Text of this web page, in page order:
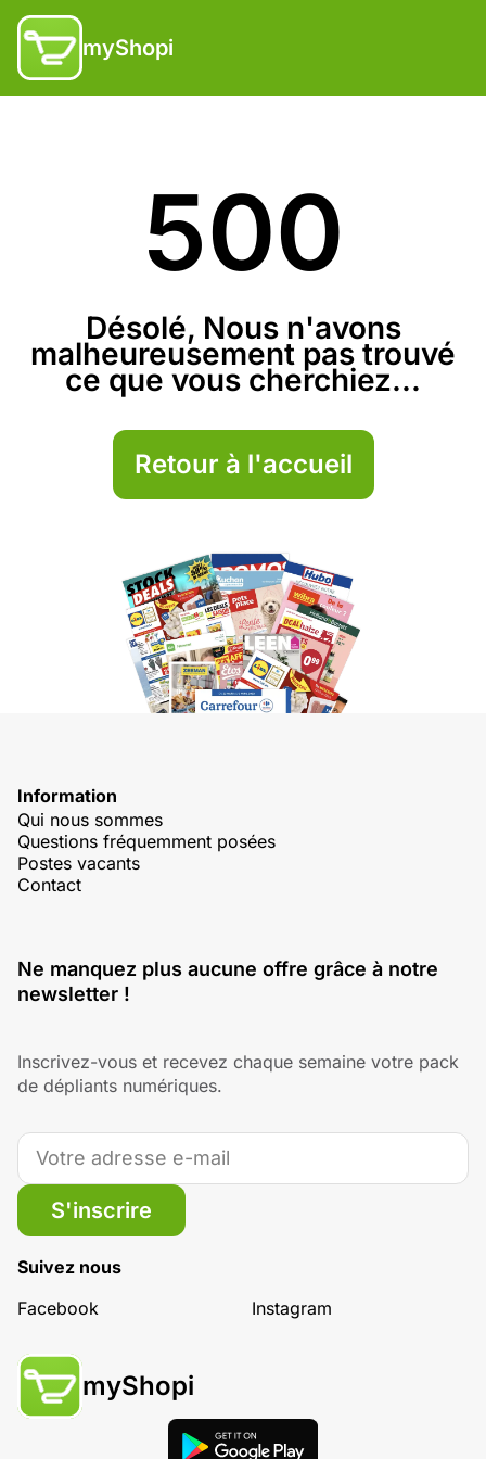
myShopi
500
Désolé, Nous n'avons
malheureusement pas trouvé
ce que vous cherchiez...
Retour à l'accueil
Information
Qui nous sommes
Questions fréquemment posées
Postes vacants
Contact
Ne manquez plus aucune offre grâce à notre
newsletter !
Inscrivez-vous et recevez chaque semaine votre pack
de dépliants numériques.
S'inscrire
Suivez nous
Facebook
Instagram
myShopi